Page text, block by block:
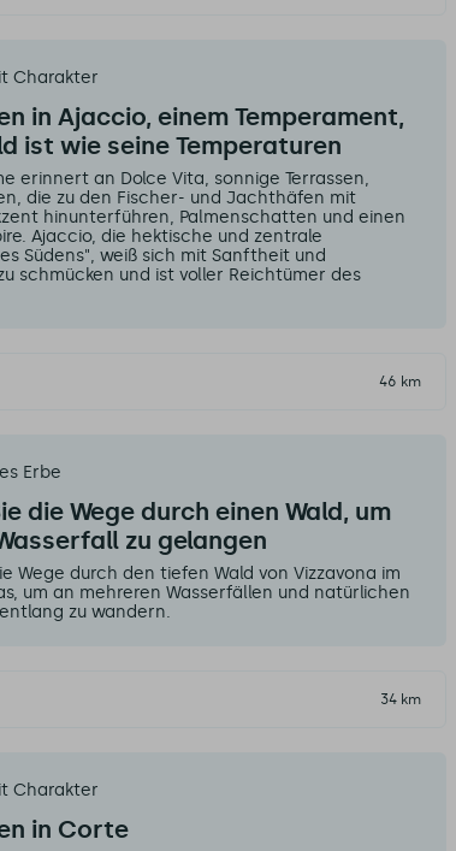
Charakter
in Ajaccio, einem Temperament,
ist wie seine Temperaturen
erinnert an Dolce Vita, sonnige Terrassen,
die zu den Fischer- und Jachthäfen mit
hinunterführen, Palmenschatten und einen
Ajaccio, die hektische und zentrale
Südens", weiß sich mit Sanftheit und
schmücken und ist voller Reichtümer des
46 km
Erbe
die Wege durch einen Wald, um
zu gelangen
Wege durch den tiefen Wald von Vizzavona im
um an mehreren Wasserfällen und natürlichen
zu wandern.
34 km
Charakter
in Corte